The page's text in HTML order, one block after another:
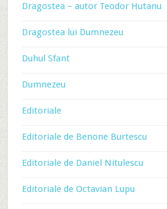
Dragostea – autor Teodor Hutanu
Dragostea lui Dumnezeu
Duhul Sfant
Dumnezeu
Editoriale
Editoriale de Benone Burtescu
Editoriale de Daniel Nitulescu
Editoriale de Octavian Lupu